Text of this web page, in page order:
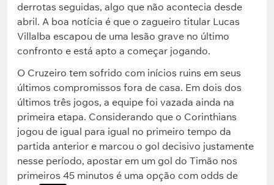
derrotas seguidas, algo que não acontecia desde
abril. A boa notícia é que o zagueiro titular Lucas
Villalba escapou de uma lesão grave no último
confronto e está apto a começar jogando.
O Cruzeiro tem sofrido com inícios ruins em seus
últimos compromissos fora de casa. Em dois dos
últimos três jogos, a equipe foi vazada ainda na
primeira etapa. Considerando que o Corinthians
jogou de igual para igual no primeiro tempo da
partida anterior e marcou o gol decisivo justamente
nesse período, apostar em um gol do Timão nos
primeiros 45 minutos é uma opção com odds de